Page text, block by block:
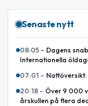
Senaste nytt
08:05 – Dagens
Internationella
07:01 –
20:18 – Över 9 000
årskullen på flera